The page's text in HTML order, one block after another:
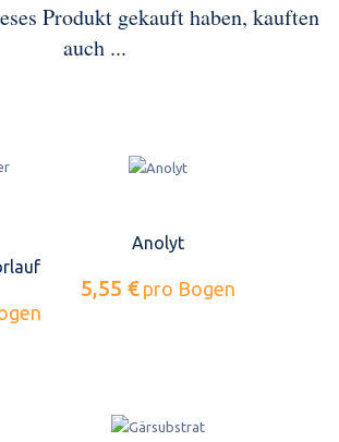
Produkt gekauft haben, kauften
auch ...
Anolyt
5,55 € pro Bogen